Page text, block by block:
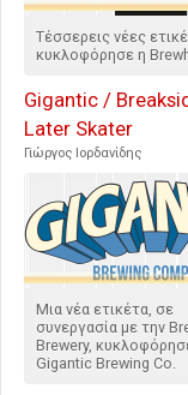
Τέσσερεις νέες
κυκλοφόρησε η
Gigantic /
Later Skater
Γιώργος Ιορδανίδης
Μια νέα ετικέτα, σε
συνεργασία με την
Brewery,
Gigantic Brewing Co.